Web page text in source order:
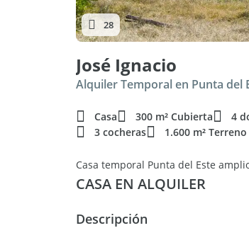
28
José Ignacio
Alquiler Temporal en Punta del
Casa 300 m² Cubierta 4
3 cocheras
1.600 m² Terreno
Casa temporal Punta del Este
CASA EN ALQUILER
Descripción